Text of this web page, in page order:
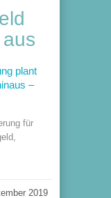
plant
–
für
,
2019